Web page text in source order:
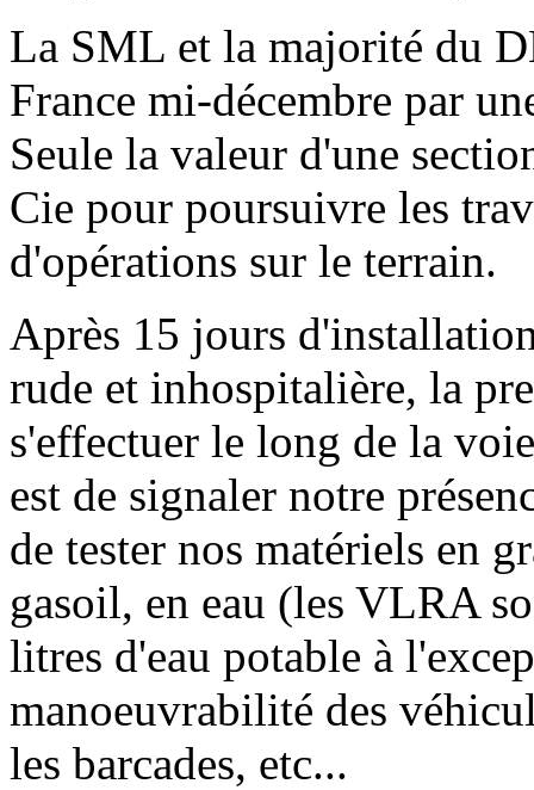
La SML et la majorité du
France mi-décembre par
Seule la valeur d'une
Cie pour poursuivre les
d'opérations sur le terrain.
Après 15 jours
rude et inhospitalière, la
s'effectuer le long de la
est de signaler notre
de tester nos matériels en
gasoil, en eau (les VLRA
litres d'eau potable à
manoeuvrabilité des
les barcades, etc...